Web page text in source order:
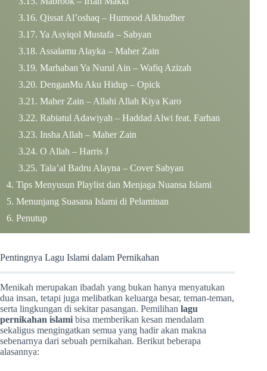
Qissat Al’oshaq – Humood Alkhudher
Ya Asyiqol Mustafa – Sabyan
Assalamu Alayka – Maher Zain
Marhaban Ya Nurul Ain – Wafiq Azizah
DenganMu Aku Hidup – Opick
Maher Zain – Allahi Allah Kiya Karo
Rabiatul Adawiyah – Haddad Alwi feat. Farhan
Insha Allah – Maher Zain
O Allah – Harris J
Tala’al Badru Alayna – Cover Sabyan
Tips Menyusun Playlist dan Menjaga Nuansa Islami
Menunjang Suasana Islami di Pelaminan
Penutup
Pentingnya Lagu Islami dalam Pernikahan
Menikah merupakan ibadah yang bukan hanya menyatukan
dua insan, tetapi juga melibatkan keluarga besar, teman-teman,
serta lingkungan di sekitar pasangan. Pemilihan lagu
pernikahan islami bisa memberikan kesan mendalam
sekaligus mengingatkan semua yang hadir akan makna
sebenarnya dari sebuah pernikahan. Berikut beberapa
alasannya: